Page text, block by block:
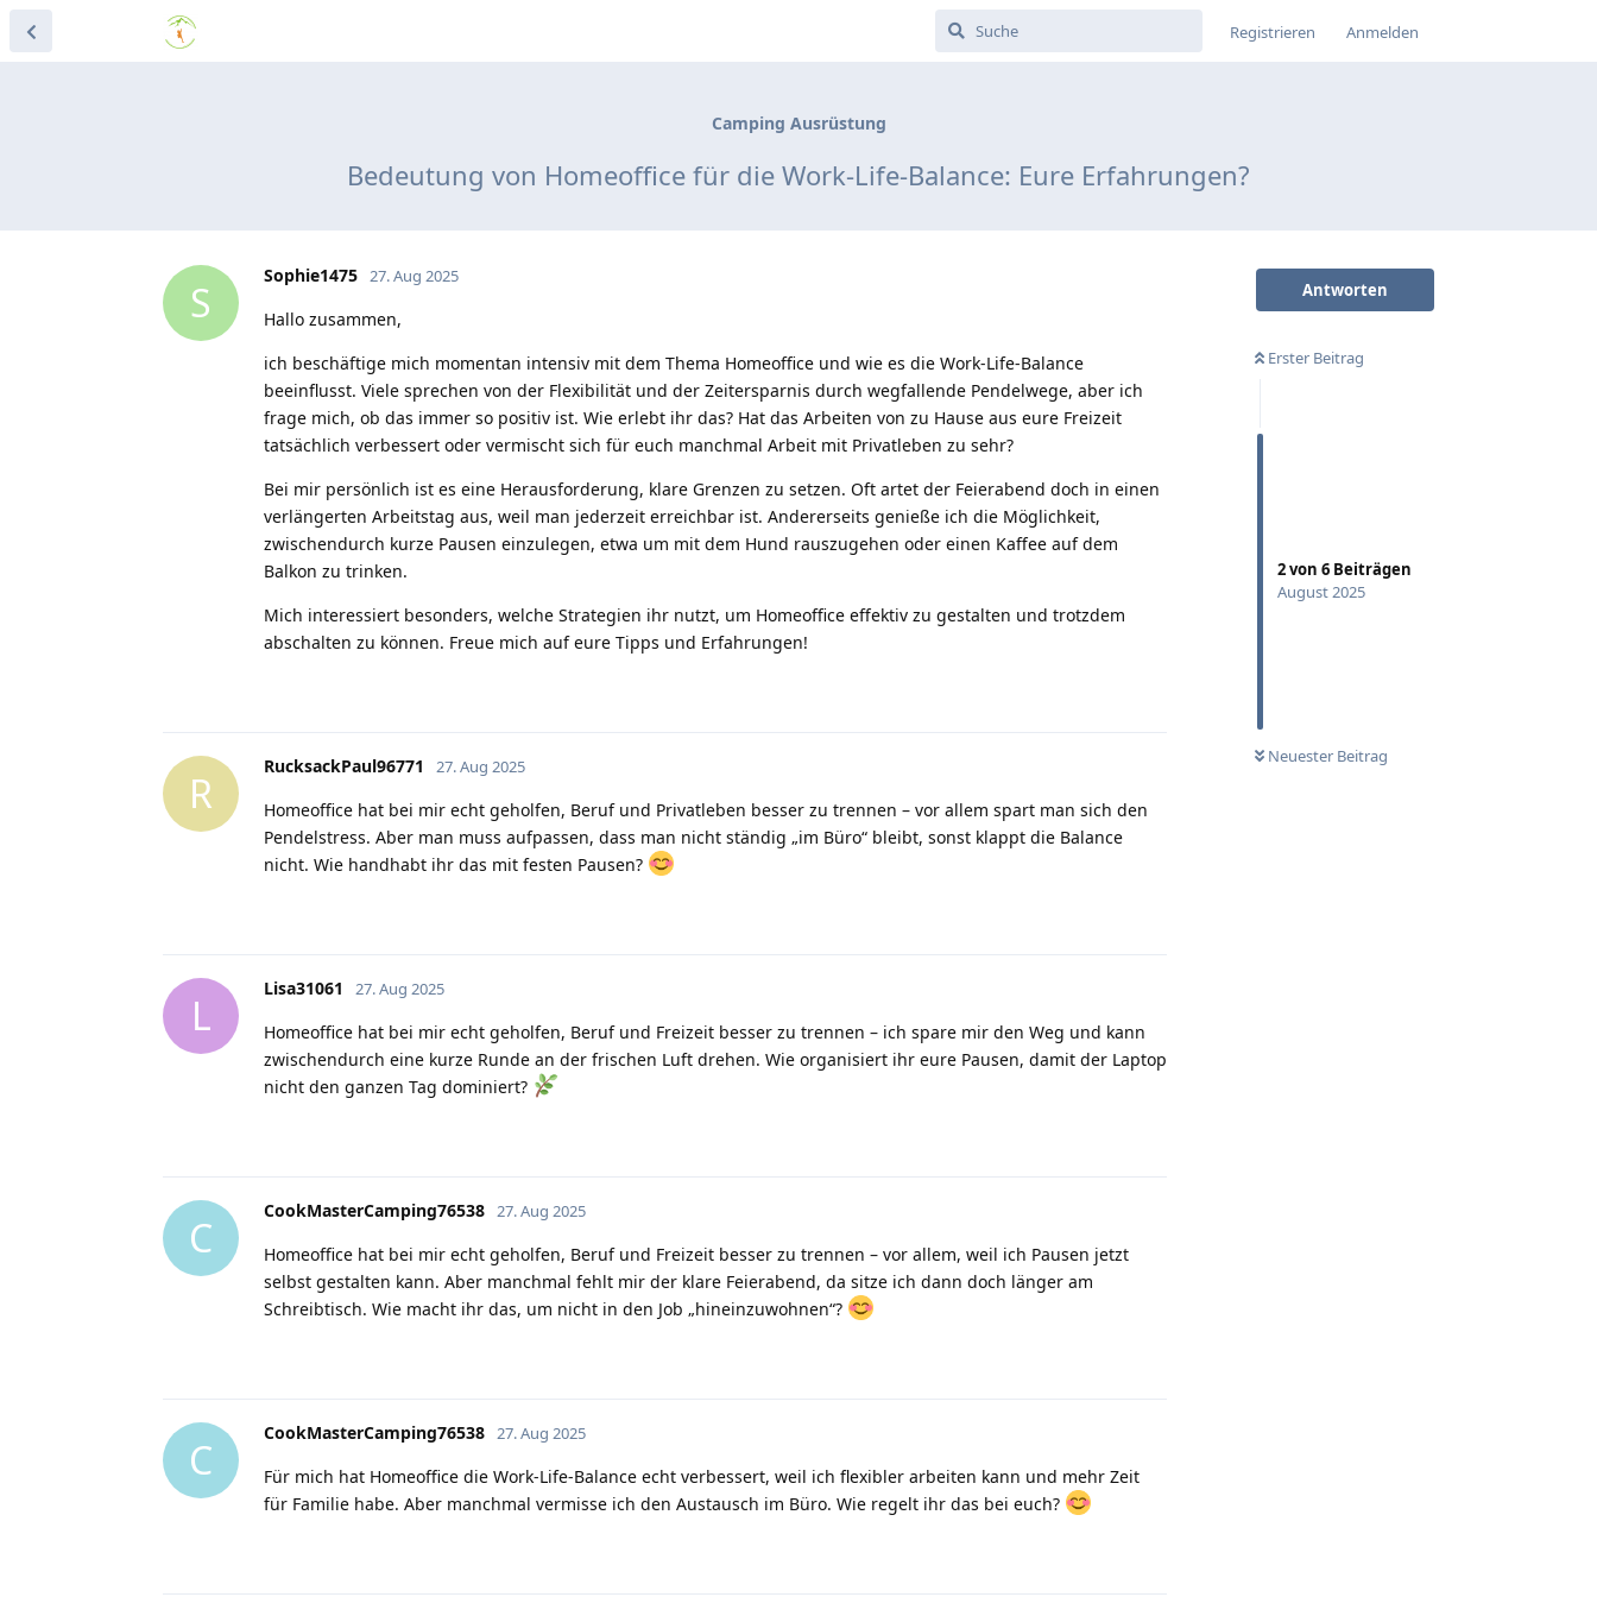
Registrieren Anmelden
Camping Ausrüstung
Bedeutung von Homeoffice für die Work-Life-Balance: Eure Erfahrungen?
Antworten
Erster Beitrag
2von 6 Beiträgen
August 2025
Neuester Beitrag
S
Sophie1475 27. Aug 2025
Hallo zusammen,
ich beschäftige mich momentan intensiv mit dem Thema Homeoffice und wie es die Work-Life-Balance
beeinflusst. Viele sprechen von der Flexibilität und der Zeitersparnis durch wegfallende Pendelwege, aber ich
frage mich, ob das immer so positiv ist. Wie erlebt ihr das? Hat das Arbeiten von zu Hause aus eure Freizeit
tatsächlich verbessert oder vermischt sich für euch manchmal Arbeit mit Privatleben zu sehr?
Bei mir persönlich ist es eine Herausforderung, klare Grenzen zu setzen. Oft artet der Feierabend doch in einen
verlängerten Arbeitstag aus, weil man jederzeit erreichbar ist. Andererseits genieße ich die Möglichkeit,
zwischendurch kurze Pausen einzulegen, etwa um mit dem Hund rauszugehen oder einen Kaffee auf dem
Balkon zu trinken.
Mich interessiert besonders, welche Strategien ihr nutzt, um Homeoffice effektiv zu gestalten und trotzdem
abschalten zu können. Freue mich auf eure Tipps und Erfahrungen!
R
RucksackPaul96771 27. Aug 2025
Homeoffice hat bei mir echt geholfen, Beruf und Privatleben besser zu trennen – vor allem spart man sich den
Pendelstress. Aber man muss aufpassen, dass man nicht ständig „im Büro“ bleibt, sonst klappt die Balance
nicht. Wie handhabt ihr das mit festen Pausen?
L
Lisa31061 27. Aug 2025
Homeoffice hat bei mir echt geholfen, Beruf und Freizeit besser zu trennen – ich spare mir den Weg und kann
zwischendurch eine kurze Runde an der frischen Luft drehen. Wie organisiert ihr eure Pausen, damit der Laptop
nicht den ganzen Tag dominiert?
C
CookMasterCamping76538 27. Aug 2025
Homeoffice hat bei mir echt geholfen, Beruf und Freizeit besser zu trennen – vor allem, weil ich Pausen jetzt
selbst gestalten kann. Aber manchmal fehlt mir der klare Feierabend, da sitze ich dann doch länger am
Schreibtisch. Wie macht ihr das, um nicht in den Job „hineinzuwohnen“?
C
CookMasterCamping76538 27. Aug 2025
Für mich hat Homeoffice die Work-Life-Balance echt verbessert, weil ich flexibler arbeiten kann und mehr Zeit
für Familie habe. Aber manchmal vermisse ich den Austausch im Büro. Wie regelt ihr das bei euch?